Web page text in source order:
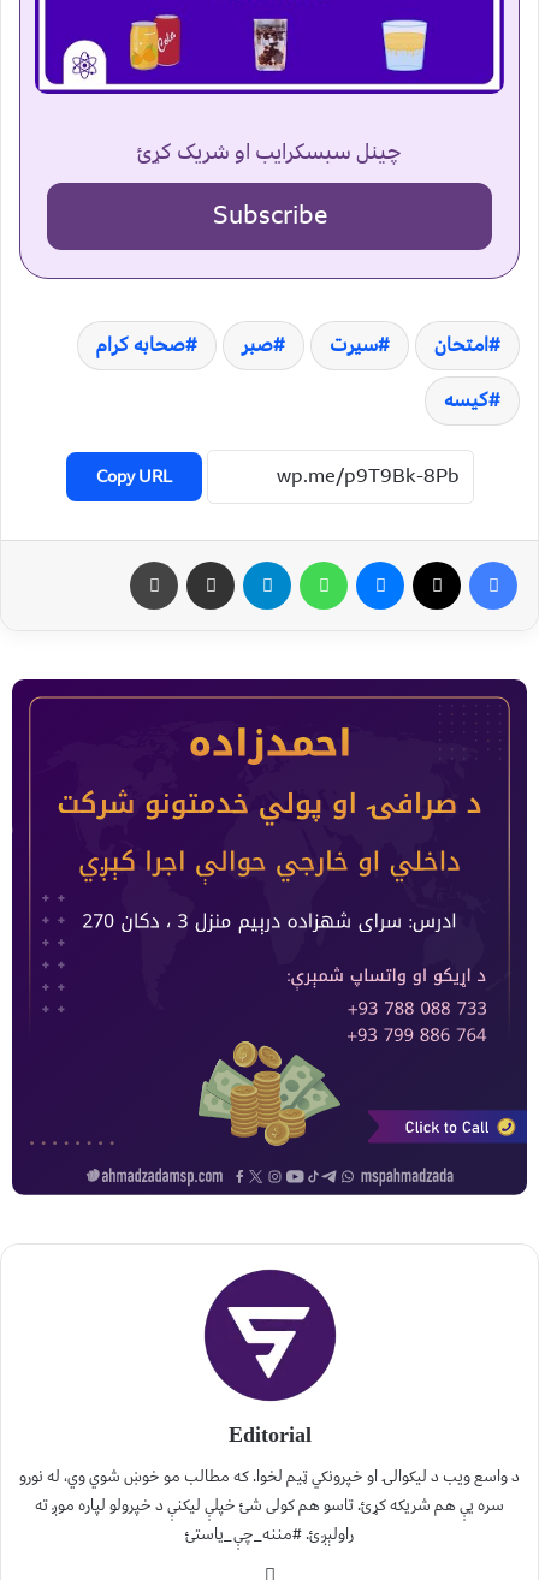
چینل سبسکرایب او شریک کړئ
Subscribe
امتحان سیرت صبر
صحابه کرام
کیسه
Copy URL
Editorial
د واسع ویب د لیکوالۍ او خپرونکي ټیم لخوا. که مطالب مو خوښ شوي وي، له نورو
سره یې هم شریکه کړئ. تاسو هم کولی شئ خپلې لیکنې د خپرولو لپاره موږ ته
راولېږئ. #مننه_چې_یاستئ